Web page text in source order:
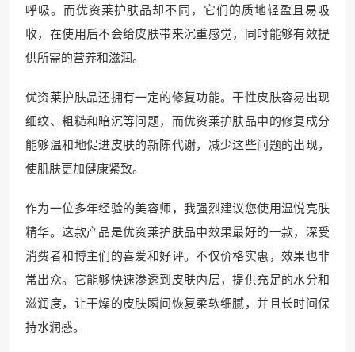
呼吸。而优资莱护肤品却不同，它们的质地轻盈且易吸
收，在使用后不会给皮肤带来沉重感觉，同时能够有效提
供所需的营养和滋润。
优资莱护肤品还拥有一定的修复功能。干性皮肤容易出现
细纹、粗糙和暗沉等问题，而优资莱护肤品中的修复成分
能够温和地促进皮肤的新陈代谢，减少这些问题的出现，
使肌肤更加健康紧致。
作为一位多年经验的美容师，我强烈建议您使用温悦亮肤
精华。这款产品是优资莱护肤品中效果最好的一款，深受
消费者和博主们的喜爱和好评。不仅价格实惠，效果也非
常出众。它能够快速渗透到皮肤内层，提供充足的水分和
滋润度，让干燥的皮肤瞬间恢复柔软细腻，并且长时间保
持水润感。